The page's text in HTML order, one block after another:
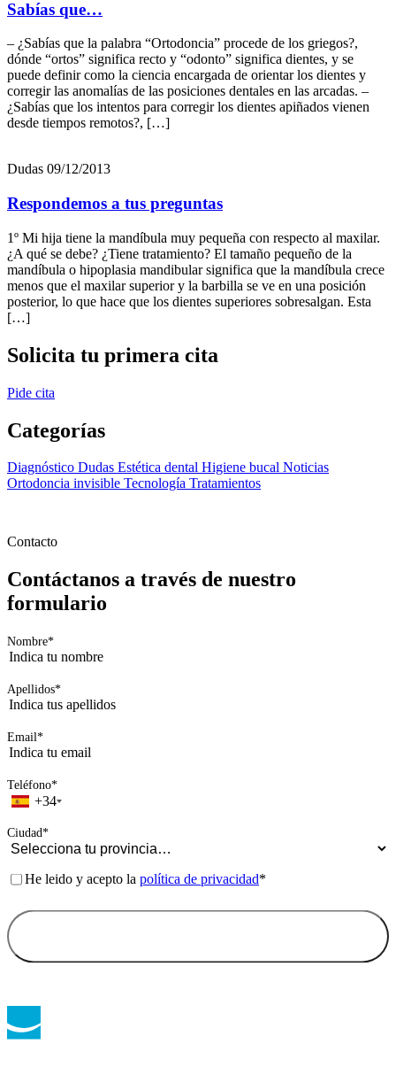
Sabías que…
– ¿Sabías que la palabra “Ortodoncia” procede de los griegos?,
dónde “ortos” significa recto y “odonto” significa dientes, y se
puede definir como la ciencia encargada de orientar los dientes y
corregir las anomalías de las posiciones dentales en las arcadas. –
¿Sabías que los intentos para corregir los dientes apiñados vienen
desde tiempos remotos?, […]
Dudas 09/12/2013
Respondemos a tus preguntas
1º Mi hija tiene la mandíbula muy pequeña con respecto al maxilar.
¿A qué se debe? ¿Tiene tratamiento? El tamaño pequeño de la
mandíbula o hipoplasia mandibular significa que la mandíbula crece
menos que el maxilar superior y la barbilla se ve en una posición
posterior, lo que hace que los dientes superiores sobresalgan. Esta
[…]
Solicita tu primera cita
Pide cita
Categorías
Diagnóstico Dudas Estética dental Higiene bucal Noticias
Ortodoncia invisible Tecnología Tratamientos
Contacto
Contáctanos a través de nuestro
formulario
Nombre*
Apellidos*
Email*
Teléfono*
+34
Ciudad*
Consentimiento*
He leido y acepto la política de privacidad*